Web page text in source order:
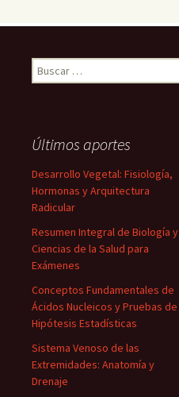
Buscar:
Últimos aportes
Desarrollo Vegetal: Fisiología,
Hormonas y Arquitectura
Radicular
Resumen Integral de Biología y
Ciencias de la Salud para
Exámenes
Conceptos Fundamentales de
Ácidos Nucleicos y Pruebas de
Hipótesis Estadísticas
Sistema Venoso de las
Extremidades: Anatomía y
Drenaje